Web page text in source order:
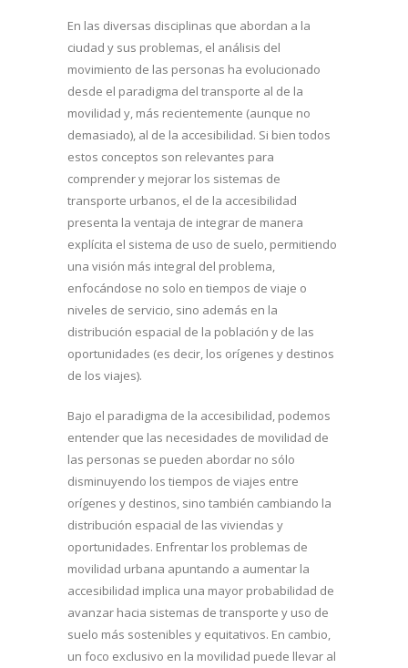
En las diversas disciplinas que abordan a la
ciudad y sus problemas, el análisis del
movimiento de las personas ha evolucionado
desde el paradigma del transporte al de la
movilidad y, más recientemente (aunque no
demasiado), al de la accesibilidad. Si bien todos
estos conceptos son relevantes para
comprender y mejorar los sistemas de
transporte urbanos, el de la accesibilidad
presenta la ventaja de integrar de manera
explícita el sistema de uso de suelo, permitiendo
una visión más integral del problema,
enfocándose no solo en tiempos de viaje o
niveles de servicio, sino además en la
distribución espacial de la población y de las
oportunidades (es decir, los orígenes y destinos
de los viajes).
Bajo el paradigma de la accesibilidad, podemos
entender que las necesidades de movilidad de
las personas se pueden abordar no sólo
disminuyendo los tiempos de viajes entre
orígenes y destinos, sino también cambiando la
distribución espacial de las viviendas y
oportunidades. Enfrentar los problemas de
movilidad urbana apuntando a aumentar la
accesibilidad implica una mayor probabilidad de
avanzar hacia sistemas de transporte y uso de
suelo más sostenibles y equitativos. En cambio,
un foco exclusivo en la movilidad puede llevar al